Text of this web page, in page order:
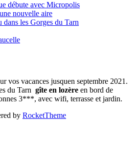
débute avec Micropolis
nouvelle aire
dans les Gorges du Tarn
vos vacances jusquen septembre 2021.
du Tarn gîte en lozère en bord de
3***, avec wifi, terrasse et jardin.
by RocketTheme